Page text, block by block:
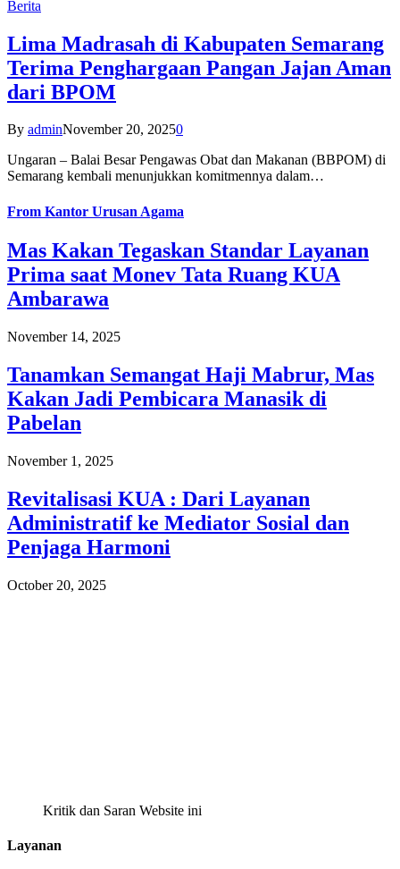
Berita
Lima Madrasah di Kabupaten Semarang
Terima Penghargaan Pangan Jajan Aman
dari BPOM
By adminNovember 20, 20250
Ungaran – Balai Besar Pengawas Obat dan Makanan (BBPOM) di
Semarang kembali menunjukkan komitmennya dalam…
From Kantor Urusan Agama
Mas Kakan Tegaskan Standar Layanan
Prima saat Monev Tata Ruang KUA
Ambarawa
November 14, 2025
Tanamkan Semangat Haji Mabrur, Mas
Kakan Jadi Pembicara Manasik di
Pabelan
November 1, 2025
Revitalisasi KUA : Dari Layanan
Administratif ke Mediator Sosial dan
Penjaga Harmoni
October 20, 2025
Kritik dan Saran Website ini
Layanan